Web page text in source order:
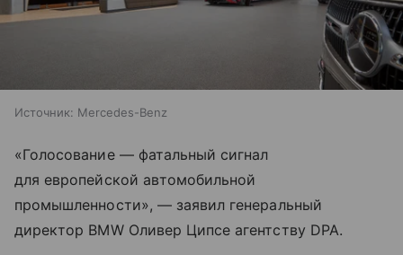
Источник: Mercedes-Benz
«Голосование — фатальный сигнал
для европейской автомобильной
промышленности», — заявил генеральный
директор BMW Оливер Ципсе агентству DPA.